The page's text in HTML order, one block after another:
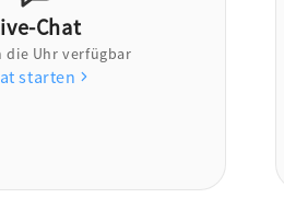
Chat
die Uhr verfügbar
starten